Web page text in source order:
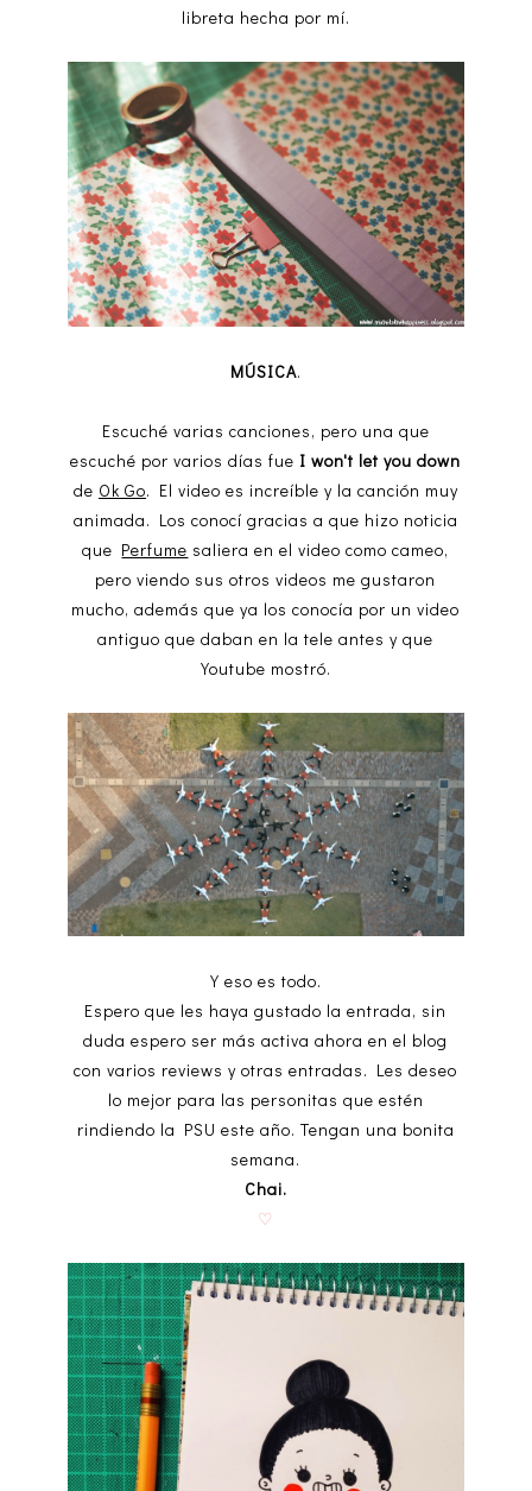
libreta hecha por mí.
MÚSICA.
Escuché varias canciones, pero una que
escuché por varios días fue I won't let you down
de Ok Go. El video es increíble y la canción muy
animada. Los conocí gracias a que hizo noticia
que Perfume saliera en el video como cameo,
pero viendo sus otros videos me gustaron
mucho, además que ya los conocía por un video
antiguo que daban en la tele antes y que
Youtube mostró.
Y eso es todo.
Espero que les haya gustado la entrada, sin
duda espero ser más activa ahora en el blog
con varios reviews y otras entradas. Les deseo
lo mejor para las personitas que estén
rindiendo la PSU este año. Tengan una bonita
semana.
Chai.
♡